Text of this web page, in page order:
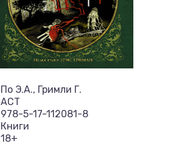
По Э.А., Гримли Г.
АСТ
978-5-17-112081-8
Книги
18+